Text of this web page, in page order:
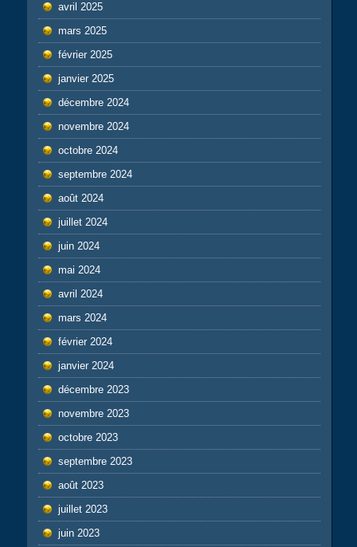
avril 2025
mars 2025
février 2025
janvier 2025
décembre 2024
novembre 2024
octobre 2024
septembre 2024
août 2024
juillet 2024
juin 2024
mai 2024
avril 2024
mars 2024
février 2024
janvier 2024
décembre 2023
novembre 2023
octobre 2023
septembre 2023
août 2023
juillet 2023
juin 2023